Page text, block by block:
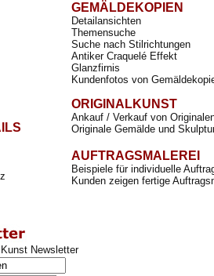
GEMÄLDEKOPIEN
Detailansichten
Themensuche
Suche nach Stilrichtungen
Antiker Craquelé Effekt
Glanzfirnis
Kundenfotos von
ORIGINALKUNST
Ankauf / Verkauf von
Originale Gemälde und
AUFTRAGSMALEREI
Beispiele für individuelle
Kunden zeigen fertige
Newsletter